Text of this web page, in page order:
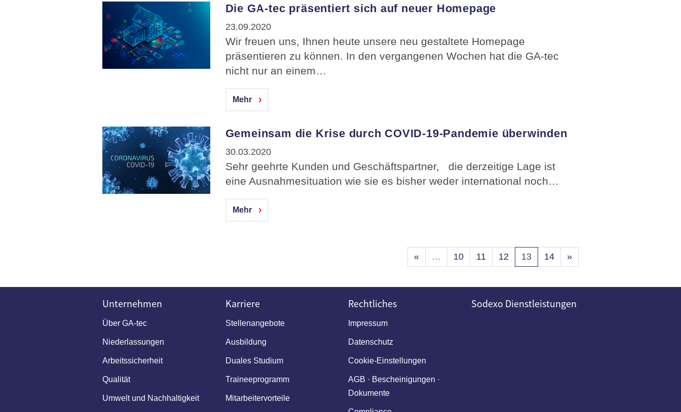
Die GA-tec präsentiert sich auf neuer Homepage
23.09.2020
Wir freuen uns, Ihnen heute unsere neu gestaltete Homepage
präsentieren zu können. In den vergangenen Wochen hat die GA-tec
nicht nur an einem…
Mehr
Gemeinsam die Krise durch COVID-19-Pandemie überwinden
30.03.2020
Sehr geehrte Kunden und Geschäftspartner, die derzeitige Lage ist
eine Ausnahmesituation wie sie es bisher weder international noch…
Mehr
« … 10 11 12 13 14 »
Unternehmen
Über GA-tec
Niederlassungen
Arbeitssicherheit
Qualität
Umwelt und Nachhaltigkeit
Karriere
Stellenangebote
Ausbildung
Duales Studium
Traineeprogramm
Mitarbeitervorteile
Rechtliches
Impressum
Datenschutz
Cookie-Einstellungen
AGB · Bescheinigungen ·
Dokumente
Sodexo Dienstleistungen